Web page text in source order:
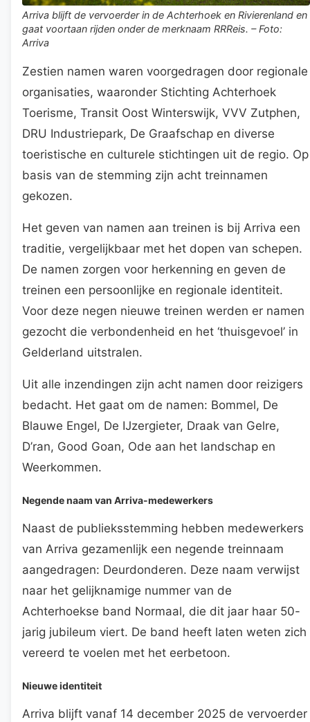
Arriva blijft de vervoerder in de Achterhoek en Rivierenland en
gaat voortaan rijden onder de merknaam RRReis. – Foto:
Arriva
Zestien namen waren voorgedragen door regionale
organisaties, waaronder Stichting Achterhoek
Toerisme, Transit Oost Winterswijk, VVV Zutphen,
DRU Industriepark, De Graafschap en diverse
toeristische en culturele stichtingen uit de regio. Op
basis van de stemming zijn acht treinnamen
gekozen.
Het geven van namen aan treinen is bij Arriva een
traditie, vergelijkbaar met het dopen van schepen.
De namen zorgen voor herkenning en geven de
treinen een persoonlijke en regionale identiteit.
Voor deze negen nieuwe treinen werden er namen
gezocht die verbondenheid en het ‘thuisgevoel’ in
Gelderland uitstralen.
Uit alle inzendingen zijn acht namen door reizigers
bedacht. Het gaat om de namen: Bommel, De
Blauwe Engel, De IJzergieter, Draak van Gelre,
D’ran, Good Goan, Ode aan het landschap en
Weerkommen.
Negende naam van Arriva-medewerkers
Naast de publieksstemming hebben medewerkers
van Arriva gezamenlijk een negende treinnaam
aangedragen: Deurdonderen. Deze naam verwijst
naar het gelijknamige nummer van de
Achterhoekse band Normaal, die dit jaar haar 50-
jarig jubileum viert. De band heeft laten weten zich
vereerd te voelen met het eerbetoon.
Nieuwe identiteit
Arriva blijft vanaf 14 december 2025 de vervoerder